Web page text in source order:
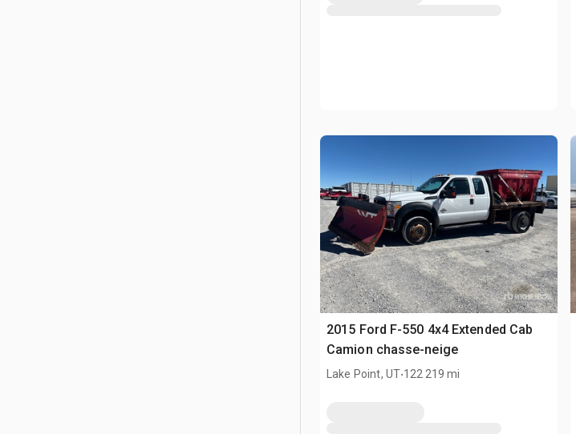
2015 Ford F-550 4x4 Extended Cab
Camion chasse-neige
Lake Point, UT.122 219 mi